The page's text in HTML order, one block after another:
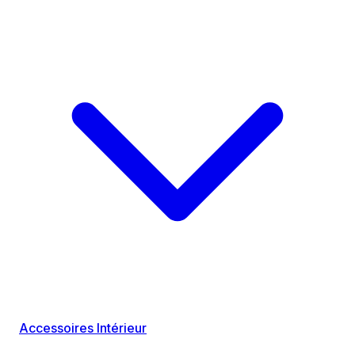
Accessoires Intérieur